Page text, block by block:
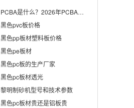
PCBA是什么？2026年PCBA制造与代工指南：专业方案、流程与应用
黑色pvc板价格
黑色pp板材塑料板价格
黑色pe板材
黑色pc板的生产厂家
黑色pc板材透光
黎明制砂机型号和技术参数
黑色pc板材贵还是铝板贵